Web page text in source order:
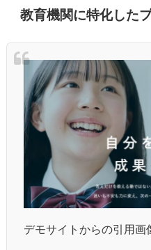
教育機関に特化した
デモサイトからの引用画